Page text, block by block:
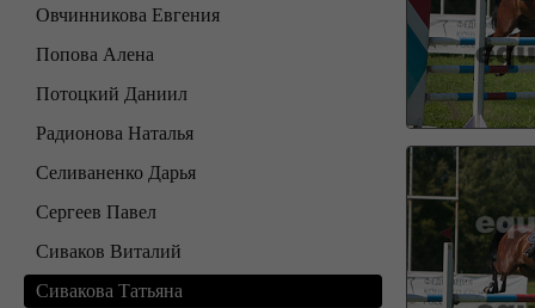
Овчинникова Евгения
Попова Алена
Потоцкий Даниил
Радионова Наталья
Селиваненко Дарья
Сергеев Павел
Сиваков Виталий
Сивакова Татьяна